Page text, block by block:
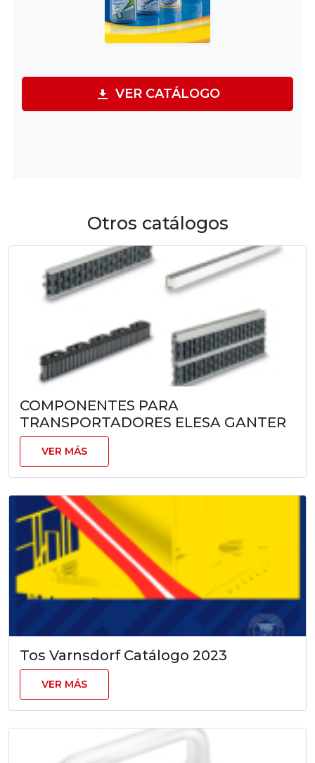
VER CATÁLOGO
Otros catálogos
COMPONENTES PARA
TRANSPORTADORES ELESA GANTER
VER MÁS
Tos Varnsdorf Catálogo 2023
VER MÁS